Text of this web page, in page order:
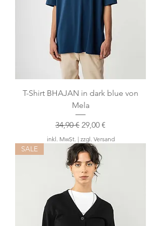
T-Shirt BHAJAN in dark blue von
Mela
Standardpreis
34,90 € Sale-Preis
29,00 €
inkl. MwSt. | zzgl. Versand
SALE